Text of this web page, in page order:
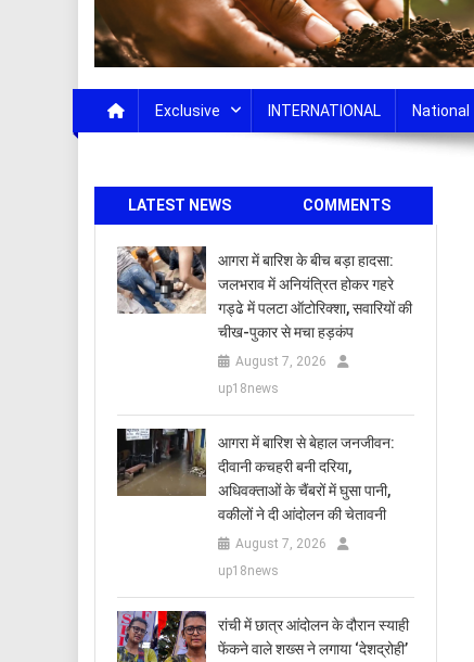
Exclusive INTERNATIONAL National
LATEST NEWS COMMENTS
आगरा में बारिश के बीच बड़ा हादसा:
जलभराव में अनियंत्रित होकर गहरे
गड्ढे में पलटा ऑटोरिक्शा, सवारियों की
चीख-पुकार से मचा हड़कंप
August 7, 2026
up18news
आगरा में बारिश से बेहाल जनजीवन:
दीवानी कचहरी बनी दरिया,
अधिवक्ताओं के चैंबरों में घुसा पानी,
वकीलों ने दी आंदोलन की चेतावनी
August 7, 2026
up18news
रांची में छात्र आंदोलन के दौरान स्याही
फेंकने वाले शख्स ने लगाया ‘देशद्रोही’